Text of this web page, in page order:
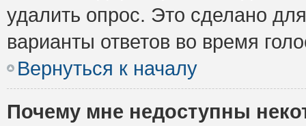
удалить опрос. Это сделано
варианты ответов во время
Вернуться к началу
Почему мне недоступны